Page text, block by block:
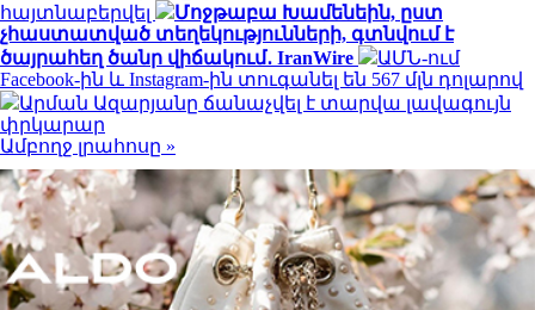
հայտնաբերվել
Մոջթաբա Խամենեին, ըստ
չհաստատված տեղեկությունների, գտնվում է
ծայրահեղ ծանր վիճակում․ IranWire
ԱՄՆ-ում
Facebook-ին և Instagram-ին տուգանել են 567 մլն դոլարով
Արման Ազարյանը ճանաչվել է տարվա լավագույն
փրկարար
Ամբողջ լրահոսը »